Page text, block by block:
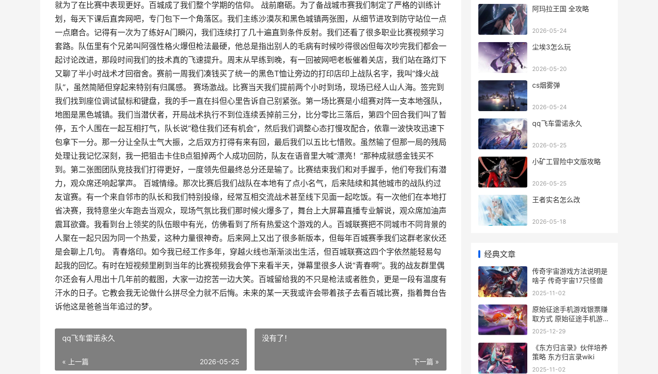
就为了在比赛中表现更好。百城成了我们整个学期的信仰。 战前磨砺。为了备战城市赛我们制定了严格的训练计
划，每天下课后直奔网吧，专门包下一个角落区。我们主练沙漠灰和黑色城镇两张图，从细节进攻到防守站位一点
一点磨合。记得有一次为了练好A门瞬闪，我们连续打了几十遍直到条件反射。我们还看了很多职业比赛视频学习
套路。队伍里有个兄弟叫阿强性格火爆但枪法最硬，他总是指出别人的毛病有时候吵得很凶但每次吵完我们都会一
起讨论改进，那段时间我们的技术真的飞速提升。周末从早练到晚，有一回被网吧老板催着关店，我们站在路灯下
又聊了半小时战术才回宿舍。赛前一周我们凑钱买了统一的黑色T恤让旁边的打印店印上战队名字，我叫“烽火战
队”，虽然简陋但穿起来特别有归属感。 赛场激战。比赛当天我们提前两个小时到场，现场已经人山人海。签完到
我们找到座位调试鼠标和键盘，我的手一直在抖但心里告诉自己别紧张。第一场比赛是小组赛对阵一支本地强队，
地图是黑色城镇。我们当潜伏者，开局战术执行不到位连续丢掉前三分，比分零比三落后，第四个回合我们叫了暂
停，五个人围在一起互相打气，队长说“稳住我们还有机会”，然后我们调整心态打慢攻配合，依靠一波快攻迅速下
包拿下一分。那一分让全队士气大振，之后双方打得有来有回，最后我们以五比七惜败。虽然输了但那一局的残局
处理让我记忆深刻，我一把狙击卡住B点狙掉两个人成功回防，队友在语音里大喊“漂亮！”那种成就感金钱买不
到。第二张图团队竞技我们打得更好，一度领先但最终总分还是输了。比赛结束我们和对手握手，他们夸我们有潜
力，观众席还响起掌声。 百城情缘。那次比赛后我们战队在本地有了点小名气，后来陆续和其他城市的战队约过
友谊赛。有一个来自邻市的队长和我们特别投缘，经常互相交流战术甚至线下见面一起吃饭。有一次他们在本地打
省决赛，我特意坐火车跑去当观众，现场气氛比我们那时候火爆多了，舞台上大屏幕直播专业解说，观众席加油声
震耳欲聋。我看到台上领奖的队伍眼中有光，仿佛看到了所有热爱这个游戏的人。百城联赛把不同城市不同背景的
人聚在一起只因为同一个热爱，这种力量很神奇。后来网上又出了很多新版本，但每年百城赛季我们这群老家伙还
是会聊上几句。 青春烙印。如今我已经工作多年，穿越火线也渐渐淡出生活，但百城联赛这四个字依然能轻易勾
起我的回忆。有时在短视频里刷到当年的比赛视频我会停下来看半天，弹幕里很多人说“青春啊”。我的战友群里偶
尔还会有人甩出十几年前的截图，大家一边挖苦一边大笑。百城留给我的不只是枪法或者胜负，更是一段有温度有
汗水的日子。它教会我无论做什么拼尽全力就不后悔。未来的某一天我或许会带着孩子去看百城比赛，指着舞台告
诉他这是爸爸当年追过的梦。
qq飞车雷诺永久
« 上一篇 2026-05-25
没有了！
下一篇 »
阿玛拉王国 全攻略
2026-05-24
尘埃3怎么玩
2026-05-20
cs烟雾弹
2026-05-24
qq飞车雷诺永久
2026-05-25
小矿工冒险中文版攻略
2026-05-25
王者实名怎么改
2026-05-18
经典文章
传奇宇宙游戏方法说明是
啥子 传奇宇宙17只怪兽
2025-11-02
原始征途手机游戏银票赚
取方式 原始征途手机游戏
大全
2025-12-29
《东方归言录》伙伴培养
策略 东方归言录wiki
2025-11-02